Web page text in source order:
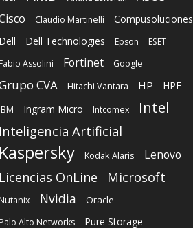
Claudio Martinelli
Compusoluciones
Dell
Dell Technologies Epson
ESET
Assolini
Fortinet Google
CVA Hitachi Vantara HP HPE
Ingram Micro Intcomex Intel
Inteligencia Artificial
Kaspersky Kodak Alaris Lenovo
Licencias OnLine Microsoft
Nvidia Oracle
Alto Networks Pure Storage